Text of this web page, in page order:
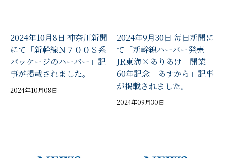
2024年10月8日 神奈川新聞
にて「新幹線Ｎ７００Ｓ系
パッケージのハーバー」記
事が掲載されました。
2024年10月08日
2024年9月30日 毎日新聞に
て「新幹線ハーバー発売
JR東海×ありあけ 開業
60年記念 あすから」記事
が掲載されました。
2024年09月30日